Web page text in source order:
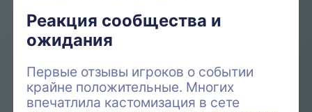
Реакция сообщества и
ожидания
Первые отзывы игроков о событии
крайне положительные. Многих
впечатлила кастомизация в сете